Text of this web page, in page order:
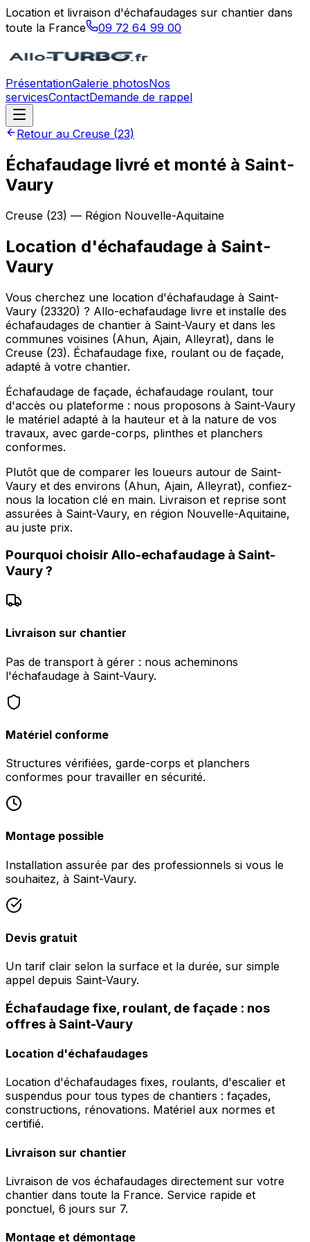
Location et livraison d'échafaudages sur chantier dans
toute la France
09 72 64 99 00
PrésentationGalerie photosNos
servicesContactDemande de rappel
Retour au Creuse (23)
Échafaudage livré et monté à Saint-
Vaury
Creuse (23) — Région Nouvelle-Aquitaine
Location d'échafaudage à Saint-
Vaury
Vous cherchez une location d'échafaudage à Saint-
Vaury (23320) ? Allo-echafaudage livre et installe des
échafaudages de chantier à Saint-Vaury et dans les
communes voisines (Ahun, Ajain, Alleyrat), dans le
Creuse (23). Échafaudage fixe, roulant ou de façade,
adapté à votre chantier.
Échafaudage de façade, échafaudage roulant, tour
d'accès ou plateforme : nous proposons à Saint-Vaury
le matériel adapté à la hauteur et à la nature de vos
travaux, avec garde-corps, plinthes et planchers
conformes.
Plutôt que de comparer les loueurs autour de Saint-
Vaury et des environs (Ahun, Ajain, Alleyrat), confiez-
nous la location clé en main. Livraison et reprise sont
assurées à Saint-Vaury, en région Nouvelle-Aquitaine,
au juste prix.
Pourquoi choisir Allo-echafaudage à Saint-
Vaury?
Livraison sur chantier
Pas de transport à gérer : nous acheminons
l'échafaudage à Saint-Vaury.
Matériel conforme
Structures vérifiées, garde-corps et planchers
conformes pour travailler en sécurité.
Montage possible
Installation assurée par des professionnels si vous le
souhaitez, à Saint-Vaury.
Devis gratuit
Un tarif clair selon la surface et la durée, sur simple
appel depuis Saint-Vaury.
Échafaudage fixe, roulant, de façade : nos
offres à Saint-Vaury
Location d'échafaudages
Location d'échafaudages fixes, roulants, d'escalier et
suspendus pour tous types de chantiers : façades,
constructions, rénovations. Matériel aux normes et
certifié.
Livraison sur chantier
Livraison de vos échafaudages directement sur votre
chantier dans toute la France. Service rapide et
ponctuel, 6 jours sur 7.
Montage et démontage